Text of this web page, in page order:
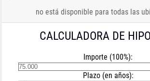
no está disponible para todas las
CALCULADORA DE
Importe (100%):
Plazo (en años):